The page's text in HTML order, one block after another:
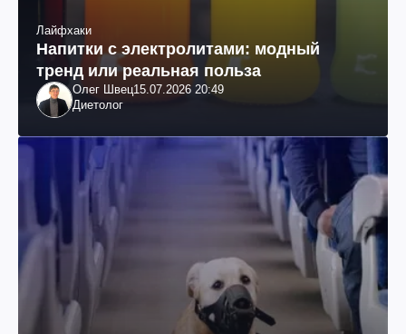
Лайфхаки
Напитки с электролитами: модный
тренд или реальная польза
Олег Швец15.07.2026 20:49
Диетолог